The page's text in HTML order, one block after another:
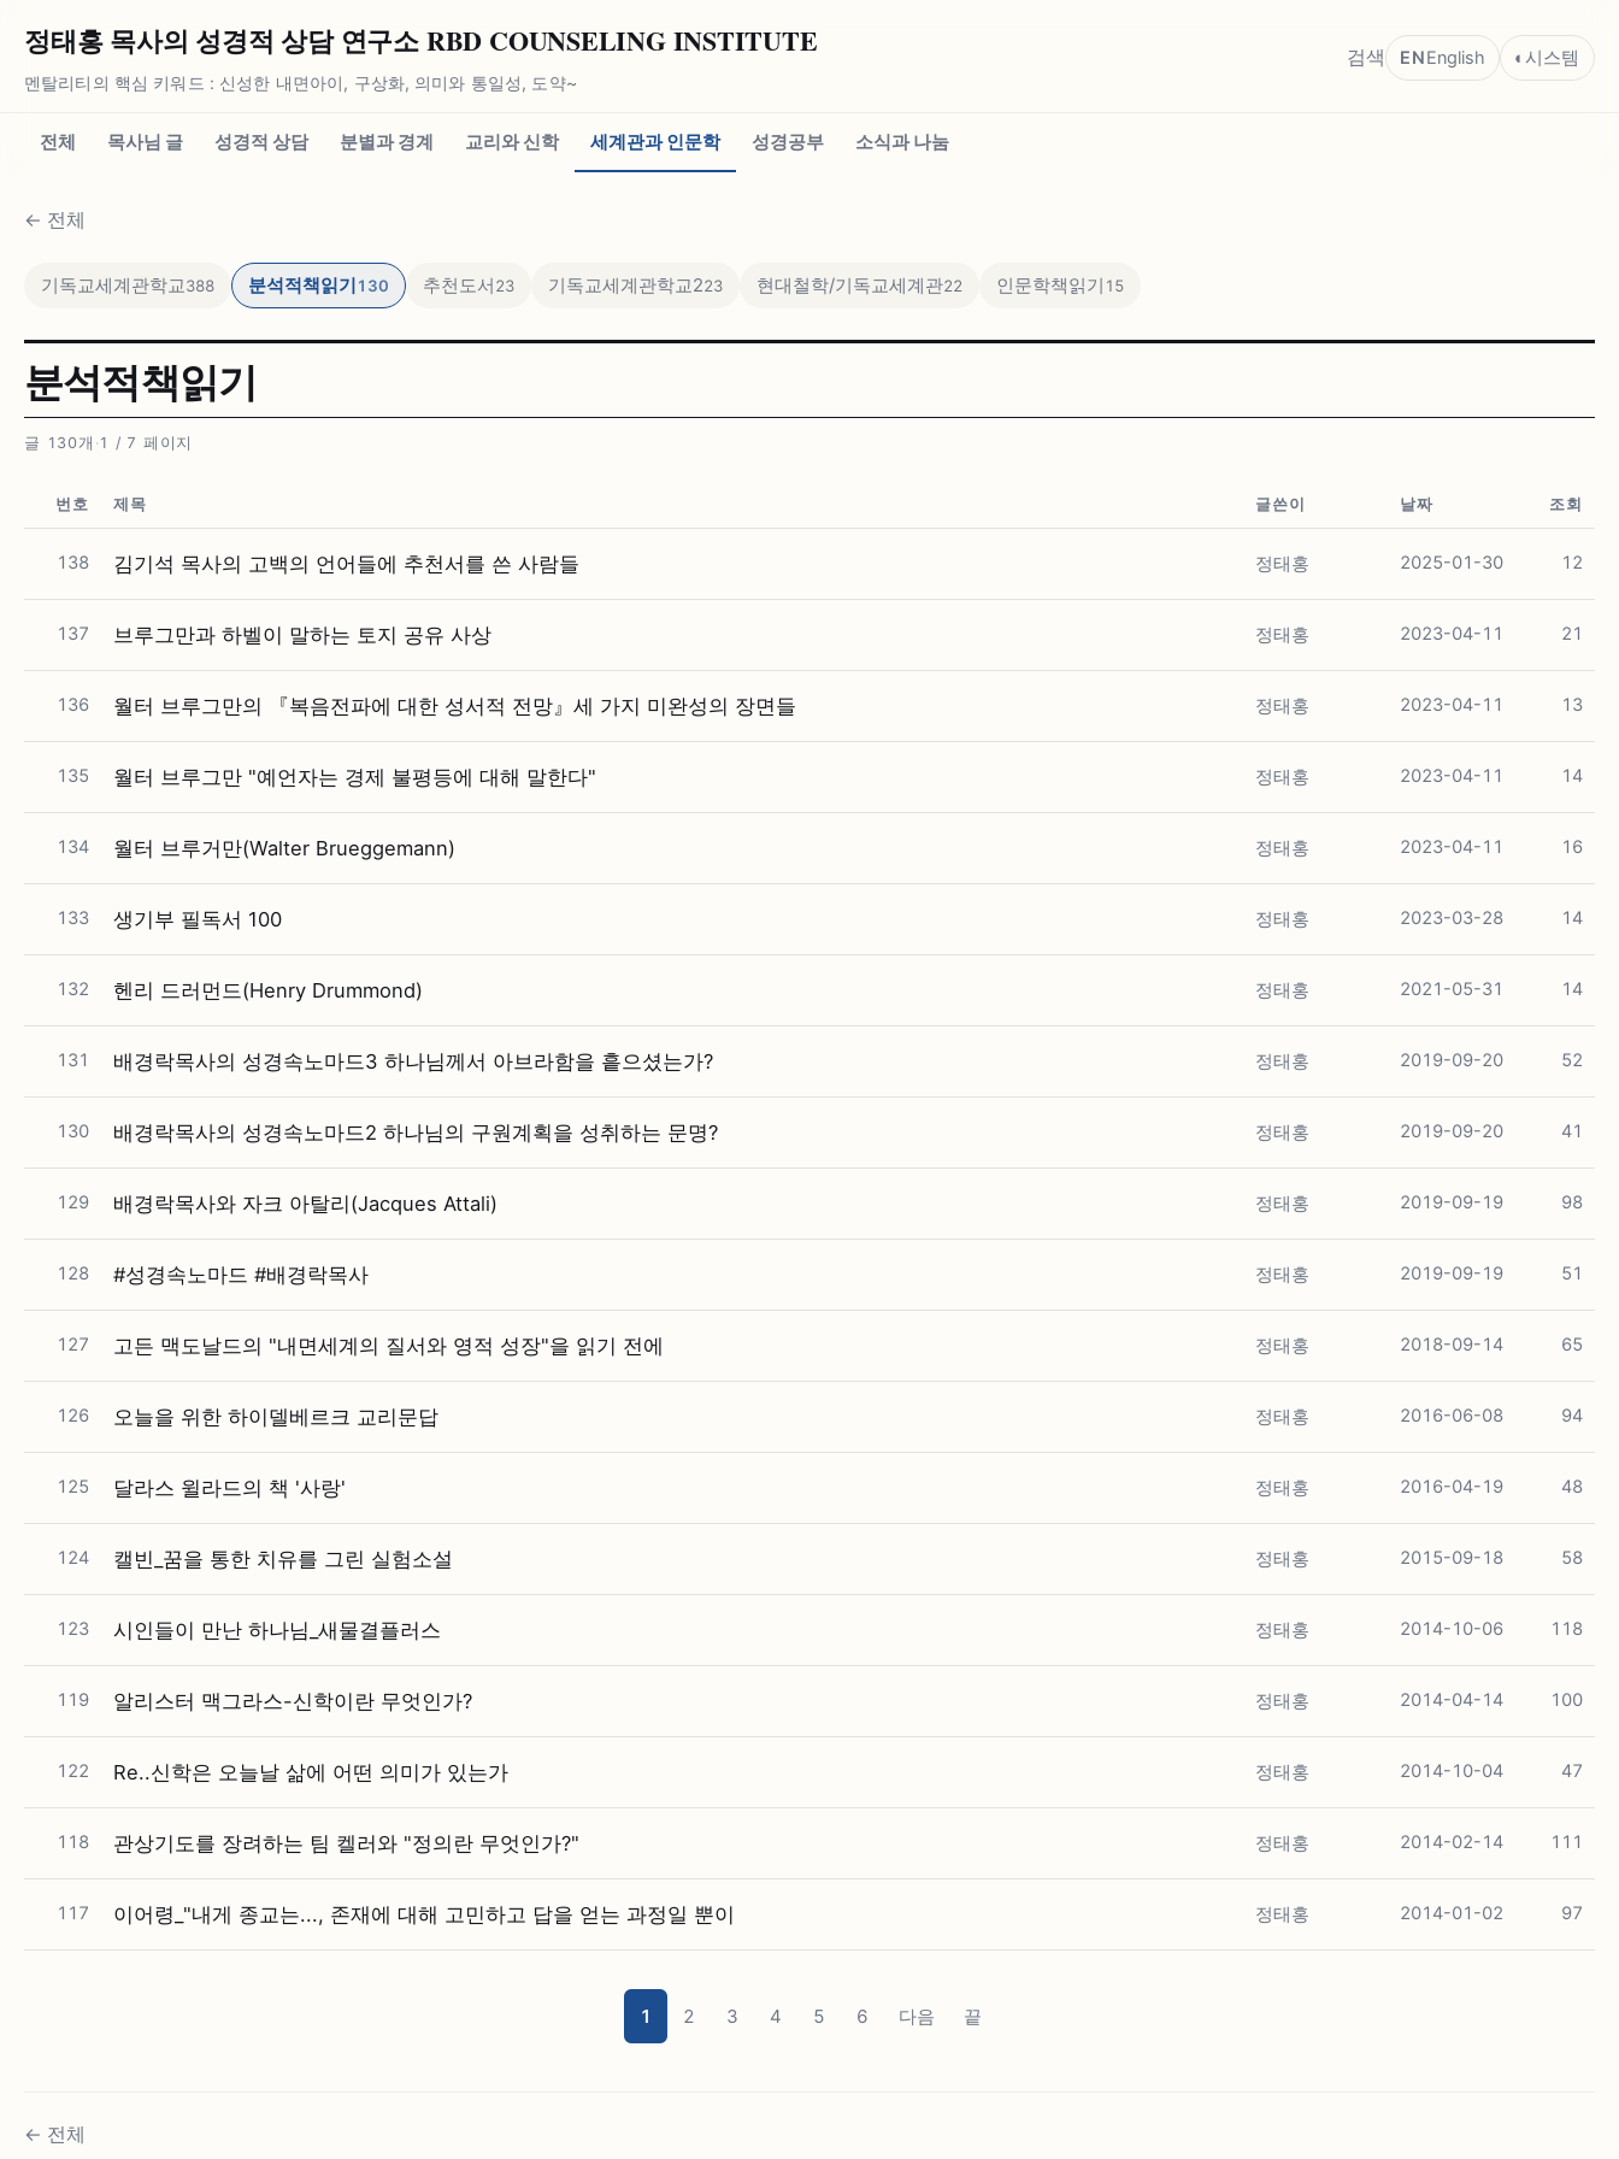
정태홍 목사의 성경적 상담 연구소 RBD COUNSELING INSTITUTE
멘탈리티의 핵심 키워드 : 신성한 내면아이, 구상화, 의미와 통일성, 도약~
검색 ENEnglish ◐ 시스템
전체 목사님 글 성경적 상담 분별과 경계 교리와 신학 세계관과 인문학 성경공부 소식과 나눔
← 전체
기독교세계관학교388 분석적책읽기130 추천도서23 기독교세계관학교223 현대철학/기독교세계관22 인문학책읽기 15
분석적책읽기
글 130개 · 1 / 7 페이지
번호 제목 글쓴이 날짜 조회
138 김기석 목사의 고백의 언어들에 추천서를 쓴 사람들 정태홍 2025-01-30 12
137 브루그만과 하벨이 말하는 토지 공유 사상 정태홍 2023-04-11 21
136 월터 브루그만의 『복음전파에 대한 성서적 전망』세 가지 미완성의 장면들 정태홍 2023-04-11 13
135 월터 브루그만 "예언자는 경제 불평등에 대해 말한다" 정태홍 2023-04-11 14
134 월터 브루거만(Walter Brueggemann) 정태홍 2023-04-11 16
133 생기부 필독서 100 정태홍 2023-03-28 14
132 헨리 드러먼드(Henry Drummond) 정태홍 2021-05-31 14
131 배경락목사의 성경속노마드3 하나님께서 아브라함을 흩으셨는가? 정태홍 2019-09-20 52
130 배경락목사의 성경속노마드2 하나님의 구원계획을 성취하는 문명? 정태홍 2019-09-20 41
129 배경락목사와 자크 아탈리(Jacques Attali) 정태홍 2019-09-19 98
128 #⁠성경속노마드 #⁠배경락목사 정태홍 2019-09-19 51
127 고든 맥도날드의 "내면세계의 질서와 영적 성장"을 읽기 전에 정태홍 2018-09-14 65
126 오늘을 위한 하이델베르크 교리문답 정태홍 2016-06-08 94
125 달라스 윌라드의 책 '사랑' 정태홍 2016-04-19 48
124 캘빈_꿈을 통한 치유를 그린 실험소설 정태홍 2015-09-18 58
123 시인들이 만난 하나님_새물결플러스 정태홍 2014-10-06 118
119 알리스터 맥그라스-신학이란 무엇인가? 정태홍 2014-04-14 100
122 Re..신학은 오늘날 삶에 어떤 의미가 있는가 정태홍 2014-10-04 47
118 관상기도를 장려하는 팀 켈러와 "정의란 무엇인가?" 정태홍 2014-02-14 111
117 이어령_"내게 종교는..., 존재에 대해 고민하고 답을 얻는 과정일 뿐이 정태홍 2014-01-02 97
1 2 3 4 5 6 다음 끝
← 전체